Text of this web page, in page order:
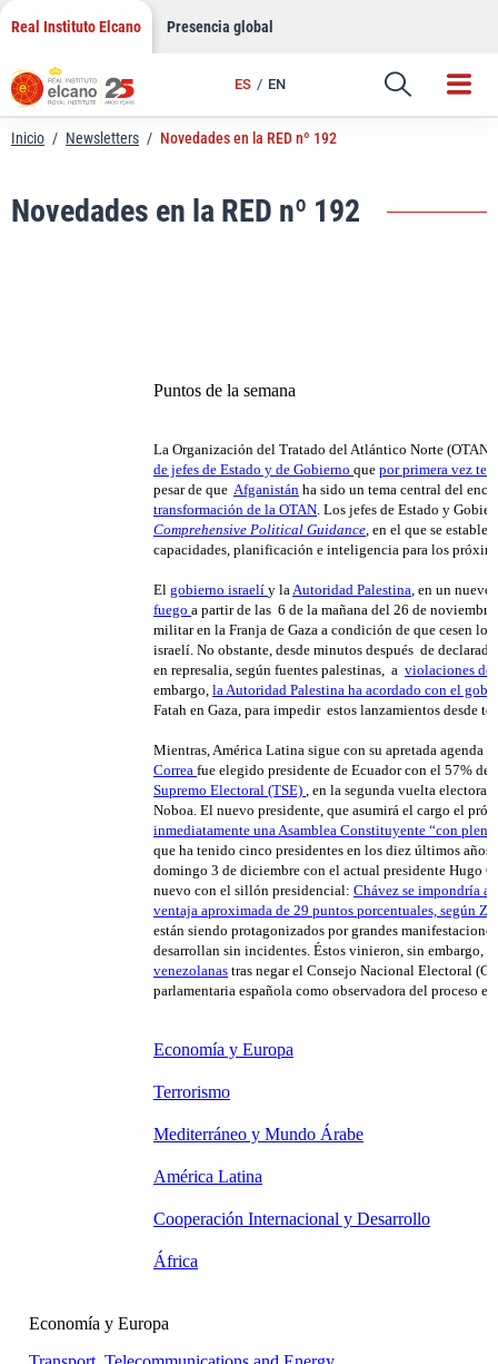
Saltar
contenido
Real Instituto Elcano Presencia global
ES EN
Enlace
Inicio / Newsletters / Novedades en la RED nº 192
Novedades en la RED nº 192